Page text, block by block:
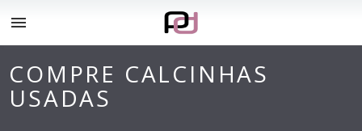
menu
COMPRE CALCINHAS
USADAS